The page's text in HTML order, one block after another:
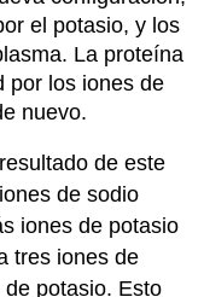
el potasio, y los
La proteína
por los iones de
nuevo.
de este
de sodio
iones de potasio
tres iones de
potasio. Esto